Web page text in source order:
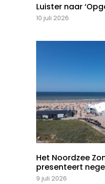
Luister naar
10 juli 2026
Het Noordzee
presenteert
9 juli 2026